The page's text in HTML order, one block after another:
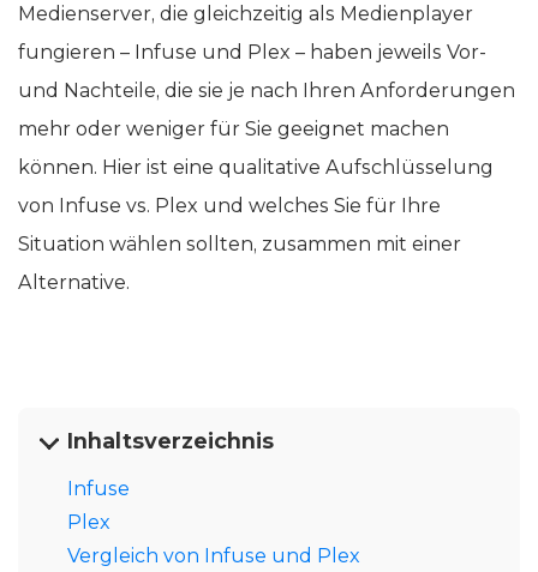
Medienserver, die gleichzeitig als Medienplayer
fungieren – Infuse und Plex – haben jeweils Vor-
und Nachteile, die sie je nach Ihren Anforderungen
mehr oder weniger für Sie geeignet machen
können. Hier ist eine qualitative Aufschlüsselung
von Infuse vs. Plex und welches Sie für Ihre
Situation wählen sollten, zusammen mit einer
Alternative.
Inhaltsverzeichnis
Infuse
Plex
Vergleich von Infuse und Plex